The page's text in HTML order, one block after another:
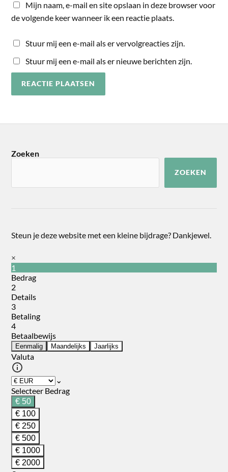
Mijn naam, e-mail en site opslaan in deze browser voor
de volgende keer wanneer ik een reactie plaats.
Stuur mij een e-mail als er vervolgreacties zijn.
Stuur mij een e-mail als er nieuwe berichten zijn.
Zoeken
ZOEKEN
Steun je deze website met een kleine bijdrage? Dankjewel.